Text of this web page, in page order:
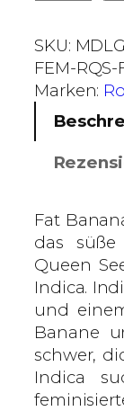
t
B
a
n
R
o
y
a
l
Q
u
e
e
SKU:
FEM-RQS-
Marken:
Fat
das süße
Queen
Indica.
und
Banane
schwer,
Indica